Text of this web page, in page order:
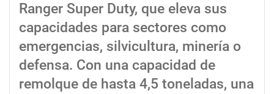
Ranger Super Duty, que eleva sus
capacidades para sectores como
emergencias, silvicultura, minería o
defensa. Con una capacidad de
remolque de hasta 4,5 toneladas, una